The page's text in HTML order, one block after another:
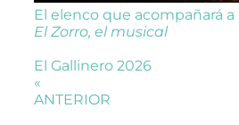
El elenco que acompañará
El Zorro, el musical
El Gallinero 2026
«
ANTERIOR